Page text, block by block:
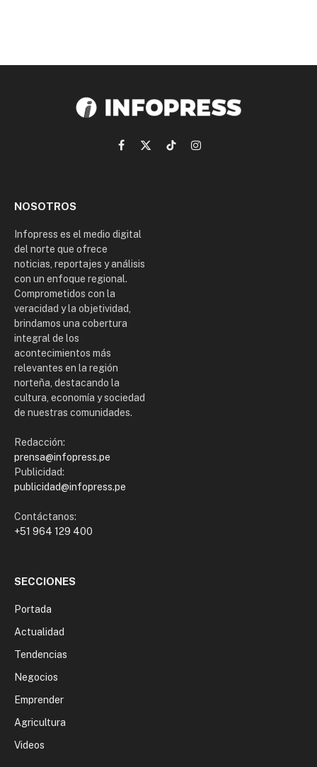
Facebook
X
TikTokInstagram
NOSOTROS
Infopress es el medio digital
del norte que ofrece
noticias, reportajes y análisis
con un enfoque regional.
Comprometidos con la
veracidad y la objetividad,
brindamos una cobertura
integral de los
acontecimientos más
relevantes en la región
norteña, destacando la
cultura, economía y sociedad
de nuestras comunidades.
Redacción:
prensa@infopress.pe
Publicidad:
publicidad@infopress.pe
Contáctanos:
+51 964 129 400
SECCIONES
Portada
Actualidad
Tendencias
Negocios
Emprender
Agricultura
Videos